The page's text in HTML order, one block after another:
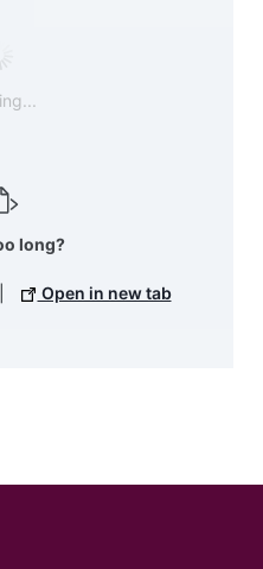
long?
Open in new tab